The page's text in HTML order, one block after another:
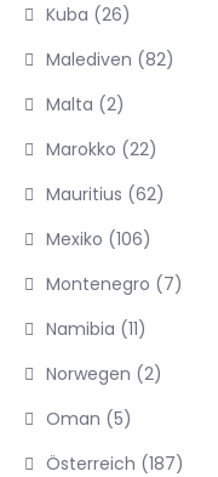
Kuba (26)
Malediven (82)
Malta (2)
Marokko (22)
Mauritius (62)
Mexiko (106)
Montenegro (7)
Namibia (11)
Norwegen (2)
Oman (5)
Österreich (187)